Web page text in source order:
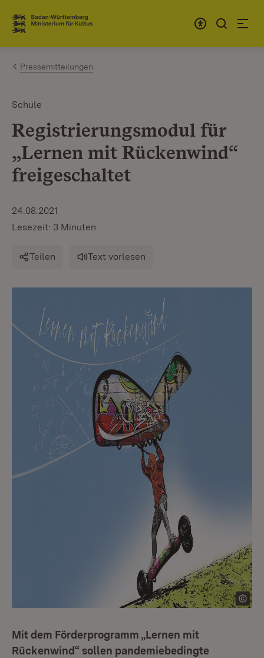
Zum Inhalt springen
Link zur Startseite
Pressemitteilungen
Schule
Registrierungsmodul für
„Lernen mit Rückenwind“
freigeschaltet
24.08.2021
Lesezeit: 3 Minuten
Teilen Text vorlesen
Mit dem Förderprogramm „Lernen mit
Rückenwind“ sollen pandemiebedingte